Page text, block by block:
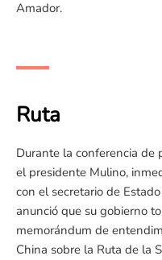
Amador.
Ruta
Durante la conferencia de
el presidente Mulino,
con el secretario de
anunció que su gobierno
memorándum de
China sobre la Ruta de la